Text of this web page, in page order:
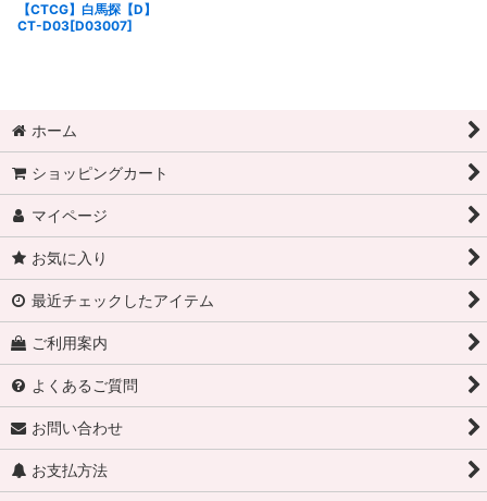
【CTCG】白馬探【D】
CT-D03[D03007]
ホーム
ショッピングカート
マイページ
お気に入り
最近チェックしたアイテム
ご利用案内
よくあるご質問
お問い合わせ
お支払方法